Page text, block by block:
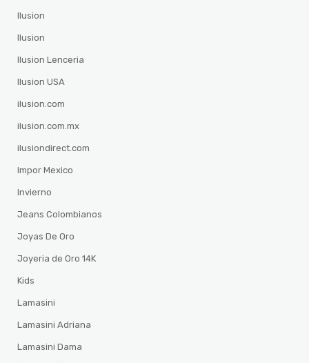
Ilusion
Ilusion
Ilusion Lenceria
Ilusion USA
ilusion.com
ilusion.com.mx
ilusiondirect.com
Impor Mexico
Invierno
Jeans Colombianos
Joyas De Oro
Joyeria de Oro 14K
Kids
Lamasini
Lamasini Adriana
Lamasini Dama